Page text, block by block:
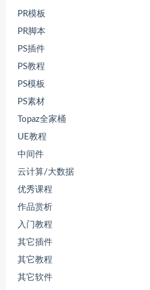
PR模板
PR脚本
PS插件
PS教程
PS模板
PS素材
Topaz全家桶
UE教程
中间件
云计算/大数据
优秀课程
作品赏析
入门教程
其它插件
其它教程
其它软件